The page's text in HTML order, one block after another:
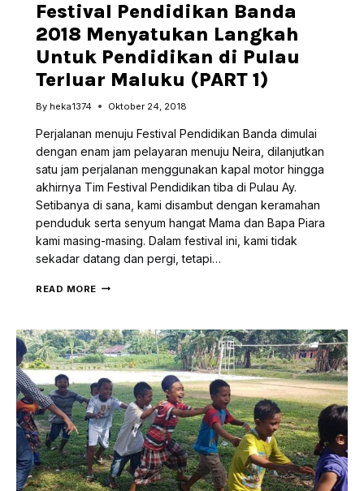
Festival Pendidikan Banda
2018 Menyatukan Langkah
Untuk Pendidikan di Pulau
Terluar Maluku (PART 1)
By heka1374 Oktober 24, 2018
Perjalanan menuju Festival Pendidikan Banda dimulai
dengan enam jam pelayaran menuju Neira, dilanjutkan
satu jam perjalanan menggunakan kapal motor hingga
akhirnya Tim Festival Pendidikan tiba di Pulau Ay.
Setibanya di sana, kami disambut dengan keramahan
penduduk serta senyum hangat Mama dan Bapa Piara
kami masing-masing. Dalam festival ini, kami tidak
sekadar datang dan pergi, tetapi…
READ MORE FESTIVAL
MENYATUKAN
LANGKAH
UNTUK
PENDIDIKAN
DI
PULAU
TERLUAR
MALUKU
(PART
1)